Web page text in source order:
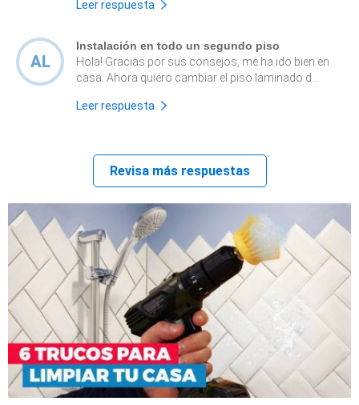
Leer respuesta
AL
Instalación en todo un segundo piso
Hola! Gracias por sus consejos, me ha ido bien en
casa. Ahora quiero cambiar el piso laminado d...
Leer respuesta
Revisa más respuestas